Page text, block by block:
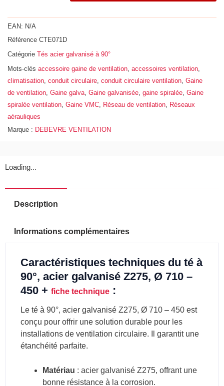
à
acier
galvanisé
Z275,
Ø
710
-
450
EAN: N/A
Référence CTE071D
Catégorie Tés acier galvanisé à 90°
Mots-clés accessoire gaine de ventilation accessoires ventilation
climatisation conduit circulaire conduit circulaire ventilation Gaine
de ventilation Gaine galva Gaine galvanisée gaine spiralée Gaine
spiralée ventilation Gaine VMC Réseau de ventilation Réseaux
aérauliques
Marque : DEBEVRE VENTILATION
Loading...
Description
Informations complémentaires
Caractéristiques techniques du té à
90°, acier galvanisé Z275, Ø 710 –
450 + fiche technique :
Le té à 90°, acier galvanisé Z275, Ø 710 – 450 est
conçu pour offrir une solution durable pour les
installations de ventilation circulaire. Il garantit une
étanchéité parfaite.
Matériau : acier galvanisé Z275, offrant une
bonne résistance à la corrosion.